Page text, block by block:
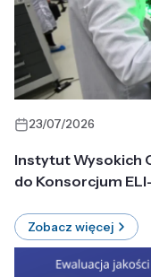
23/07/2026
Instytut Wysokich
do Konsorcjum
Zobacz więcej